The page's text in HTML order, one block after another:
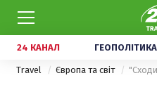
24 КАНАЛ ГЕОПОЛІТИКА
Travel Європа та світ